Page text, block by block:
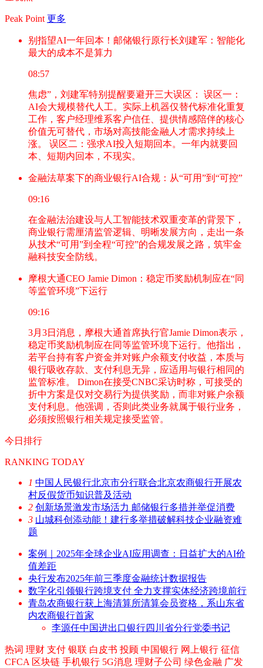
Peak Point 更多
别指望AI一年回本！邮储银行原行长刘建军：智能化
最大的成本不是算力
08:57
焦虑”，刘建军特别提醒要避开三大误区： 误区一：
AI会大规模替代人工。实际上机器仅替代标准化重复
工作，客户经理维系客户信任、提供情感陪伴的核心
价值无可替代，市场对高技能金融人才需求持续上
涨。 误区二：强求AI投入短期回本。一年内就要回
本、短期内回本，不现实。
金融法草案下的商业银行AI合规：从“可用”到“可控”
09:16
在金融法治建设与人工智能技术双重变革的背景下，
商业银行需厘清监管逻辑、明晰发展方向，走出一条
从技术“可用”到全程“可控”的合规发展之路，筑牢金
融科技安全防线。
摩根大通CEO Jamie Dimon：稳定币奖励机制应在“同
等监管环境”下运行
09:16
3月3日消息，摩根大通首席执行官Jamie Dimon表示，
稳定币奖励机制应在同等监管环境下运行。他指出，
若平台持有客户资金并对账户余额支付收益，本质与
银行吸收存款、支付利息无异，应适用与银行相同的
监管标准。 Dimon在接受CNBC采访时称，可接受的
折中方案是仅对交易行为提供奖励，而非对账户余额
支付利息。他强调，否则此类业务就属于银行业务，
必须按照银行相关规定接受监管。
今日排行
RANKING TODAY
1 中国人民银行北京市分行联合北京农商银行开展农
村反假货币知识普及活动
2 创新场景激发市场活力 邮储银行多措并举促消费
3 山城科创添动能！建行多举措破解科技企业融资难
题
案例｜2025年全球企业AI应用调查：日益扩大的AI价
值差距
央行发布2025年前三季度金融统计数据报告
数字化引领银行跨境支付 全力支撑实体经济跨境前行
青岛农商银行获上海清算所清算会员资格，系山东省
内农商银行首家
李源任中国进出口银行四川省分行党委书记
热词 理财 支付 银联 白皮书 投顾 中国银行 网上银行 征信
CFCA 区块链 手机银行 5G消息 理财子公司 绿色金融 广发